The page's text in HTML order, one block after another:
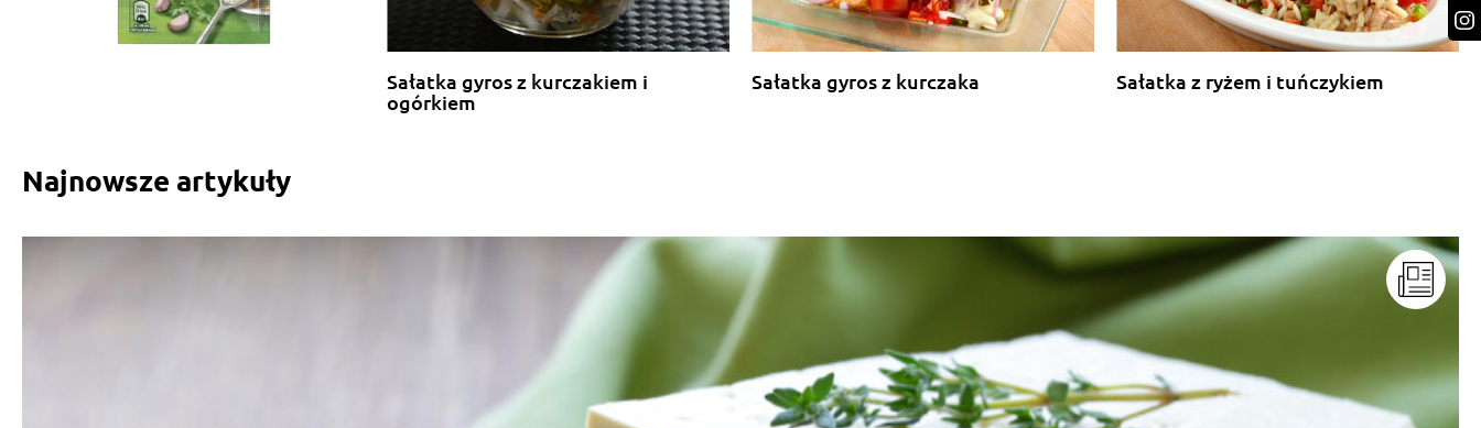
Sałatka gyros z kurczakiem i
ogórkiem
Sałatka gyros z kurczaka Sałatka z ryżem i tuńczykiem
Najnowsze artykuły